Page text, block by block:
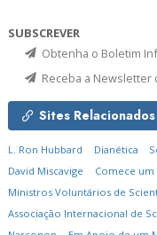
SUBSCREVER
Obtenha o Boletim
Receba a Newsletter
Sites Relacionados
L. Ron Hubbard Dianética
David Miscavige
Comece um
Ministros Voluntários de
Associação Internacional de